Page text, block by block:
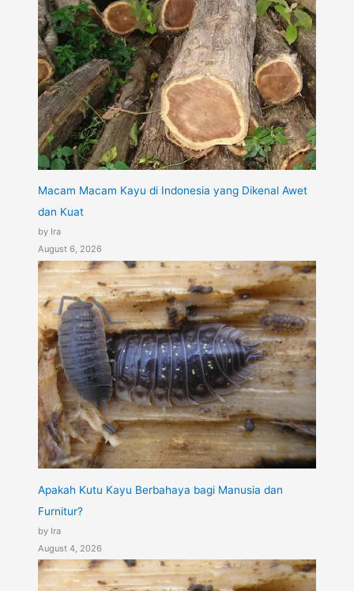
Macam Macam Kayu di Indonesia yang Dikenal Awet
dan Kuat
by Ira
August 6, 2026
Apakah Kutu Kayu Berbahaya bagi Manusia dan
Furnitur?
by Ira
August 4, 2026